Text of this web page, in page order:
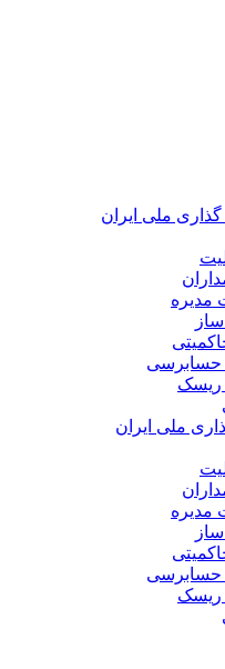
ملی ایران
مدیره
حسابرسی
ریسک
ملی ایران
مدیره
حسابرسی
ریسک